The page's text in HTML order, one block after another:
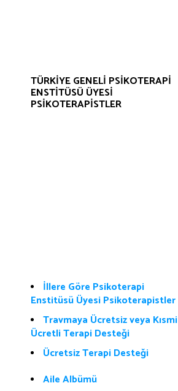
TÜRKIYE GENELI PSIKOTERAPI
ENSTITÜSÜ ÜYESI
PSIKOTERAPISTLER
İllere Göre Psikoterapi
Enstitüsü Üyesi Psikoterapistler
Travmaya Ücretsiz veya Kısmi
Ücretli Terapi Desteği
Ücretsiz Terapi Desteği
Aile Albümü